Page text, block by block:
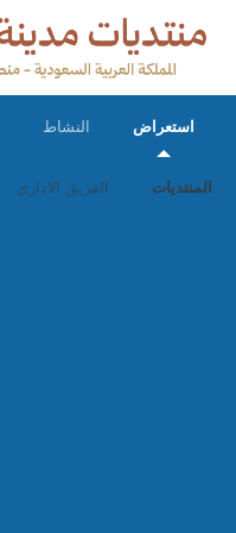
استعراض
المنتديات الفريق الاداري
النشاط